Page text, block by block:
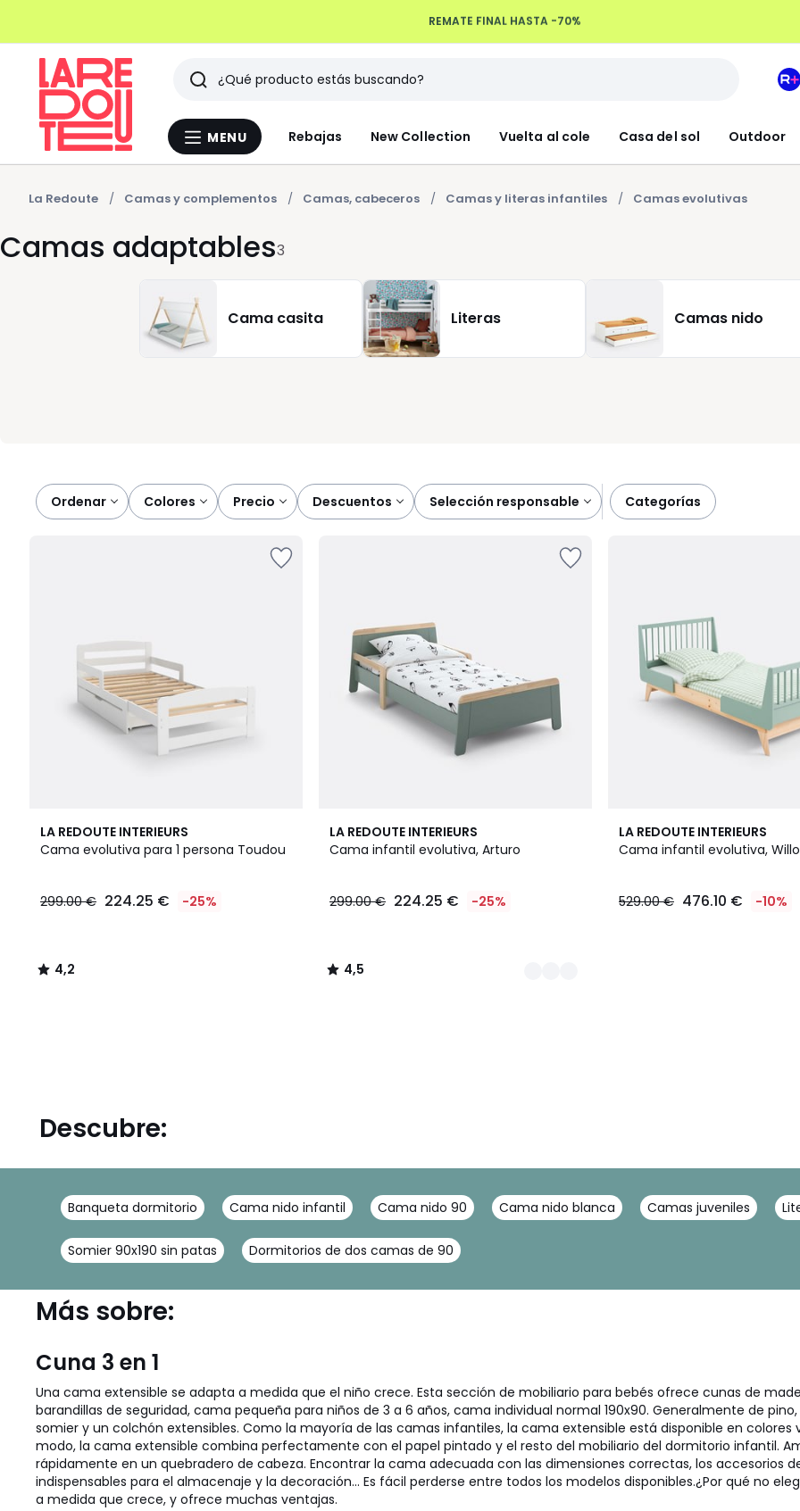
Devoluciones hasta 100 días
Menu
MENU Rebajas New Collection Vuelta al cole Casa del sol Outdoor
Buscar
Últimos
artículos
vistos
La Redoute Camas y complementos Camas, cabeceros Camas y literas infantiles Camas evolutivas
Camas adaptables3
Cama casita Literas Camas nido
Ordenar colores precio descuentos selección responsable categorías
LA REDOUTE INTERIEURS
Cama evolutiva para 1 persona Toudou
€
299.00
299.00 € 224.25 € -25%
4,2
/ 5
4,2
/
LA REDOUTE INTERIEURS
Cama infantil evolutiva, Arturo
299.00 € 224.25 € -25%
4,5
/ 5
2
Colores
4,5
/
LA REDOUTE INTERIEURS
Cama infantil evolutiva,
529.00 € 476.10 € -10%
Descubre:
Banqueta dormitorio Cama nido infantil Cama nido 90 Cama nido blanca Camas juveniles
Somier 90x190 sin patas Dormitorios de dos camas de 90
Más sobre:
Cuna 3 en 1
Una cama extensible se adapta a medida que el niño crece. Esta sección de mobiliario para bebés ofrece cunas de
barandillas de seguridad, cama pequeña para niños de 3 a 6 años, cama individual normal 190x90. Generalmente de
somier y un colchón extensibles. Como la mayoría de las camas infantiles, la cama extensible está disponible en
modo, la cama extensible combina perfectamente con el papel pintado y el resto del mobiliario del dormitorio infantil.
rápidamente en un quebradero de cabeza. Encontrar la cama adecuada con las dimensiones correctas, los accesorios
indispensables para el almacenaje y la decoración... Es fácil perderse entre todos los modelos disponibles.¿Por qué no
a medida que crece, y ofrece muchas ventajas.